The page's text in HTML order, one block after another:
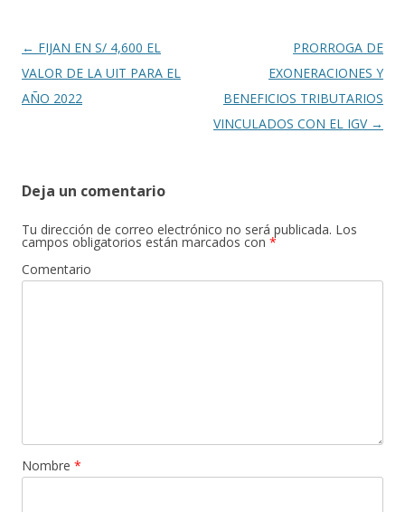
Navegación
de
entradas
← FIJAN EN S/ 4,600 EL
VALOR DE LA UIT PARA EL
AÑO 2022
PRORROGA DE
EXONERACIONES Y
BENEFICIOS TRIBUTARIOS
VINCULADOS CON EL IGV →
Deja un comentario
Tu dirección de correo electrónico no será publicada. Los
campos obligatorios están marcados con *
Comentario
Nombre *